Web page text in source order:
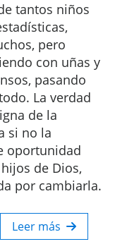
tantos niños
pero
con uñas y
pasando
La verdad
de la
si no la
oportunidad
de Dios,
por cambiarla.
Leer más